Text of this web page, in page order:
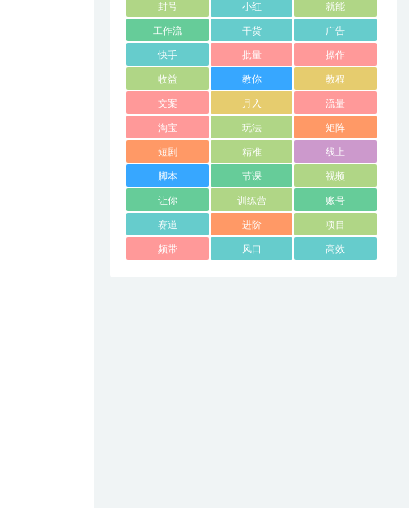
封号 小红 就能
工作流 干货 广告
快手 批量 操作
收益 教你 教程
文案 月入 流量
淘宝 玩法 矩阵
短剧 精准 线上
脚本 节课 视频
让你 训练营 账号
赛道 进阶 项目
频带 风口 高效